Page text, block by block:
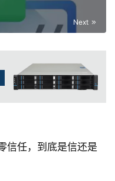
Next
信任，到底是信还是